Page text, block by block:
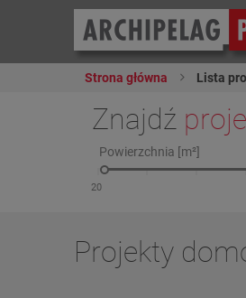
Strona główna Lista
Znajdź
Powierzchnia [m²]
Projekty